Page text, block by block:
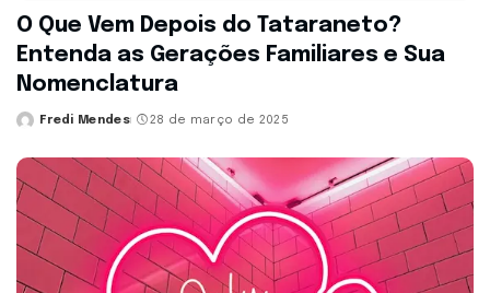
O Que Vem Depois do Tataraneto?
Entenda as Gerações Familiares e Sua
Nomenclatura
Posted
Fredi Mendes 28 de março de 2025